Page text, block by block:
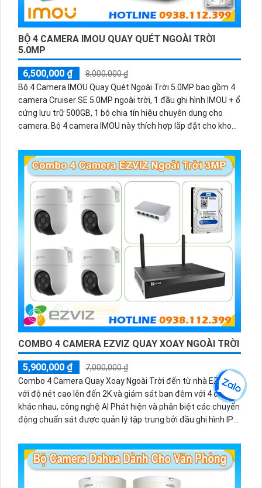
BỘ 4 CAMERA IMOU QUAY QUÉT NGOÀI TRỜI
5.0MP
6,500,000 ₫
8,000,000 ₫
Bộ 4 Camera IMOU Quay Quét Ngoài Trời 5.0MP bao gồm 4
camera Cruiser SE 5.0MP ngoài trời, 1 đầu ghi hình IMOU + ổ
cứng lưu trữ 500GB, 1 bộ chia tín hiệu chuyên dụng cho
camera. Bộ 4 camera IMOU này thích hợp lắp đặt cho kho
trời.
COMBO 4 CAMERA EZVIZ QUAY XOAY NGOÀI TRỜI
5,900,000 ₫
7,000,000 ₫
Combo 4 Camera Quay Xoay Ngoài Trời đến từ nhà EZVIZ
với độ nét cao lên đến 2K và giám sát ban đêm với 4 chế độ
khác nhau, công nghệ AI Phát hiện và phân biệt các chuyển
động chuẩn sát được quản lý tập trung bởi đầu ghi hình IP